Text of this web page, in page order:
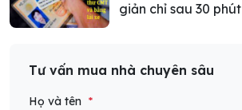
giản chỉ sau 30 phút
Tư vấn mua nhà chuyên sâu
Họ và tên *